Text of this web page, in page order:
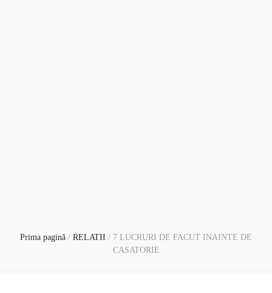
Prima pagină / RELATII / 7 LUCRURI DE FACUT INAINTE DE
CASATORIE